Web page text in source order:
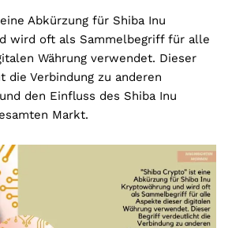
Abkürzung für Shiba Inu
wird oft als Sammelbegriff für alle
Währung verwendet. Dieser
die Verbindung zu anderen
den Einfluss des Shiba Inu
Markt.